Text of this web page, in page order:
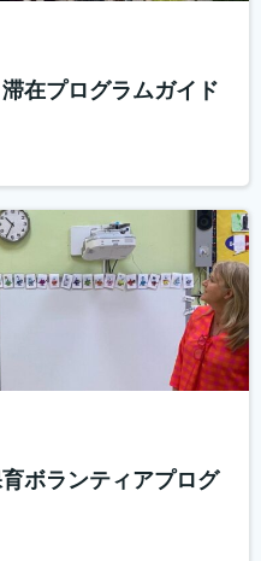
在プログラムガイド
ボランティアプログ